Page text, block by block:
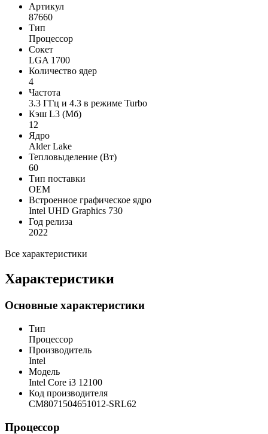
Артикул
87660
Тип
Процессор
Сокет
LGA 1700
Количество ядер
4
Частота
3.3 ГГц и 4.3 в режиме Turbo
Кэш L3 (Мб)
12
Ядро
Alder Lake
Тепловыделение (Вт)
60
Тип поставки
OEM
Встроенное графическое ядро
Intel UHD Graphics 730
Год релиза
2022
Все характеристики
Характеристики
Основные характеристики
Тип
Процессор
Производитель
Intel
Модель
Intel Core i3 12100
Код производителя
CM8071504651012-SRL62
Процессор